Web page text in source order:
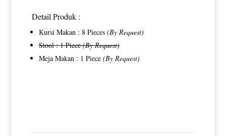
Detail Produk :
Kursi Makan : 8 Pieces (By Request)
Stool : 1 Piece(By Request)
Meja Makan : 1 Piece (By Request)